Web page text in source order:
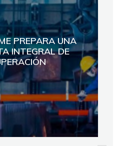
PREPARA UNA
INTEGRAL DE
| JULIO 2020